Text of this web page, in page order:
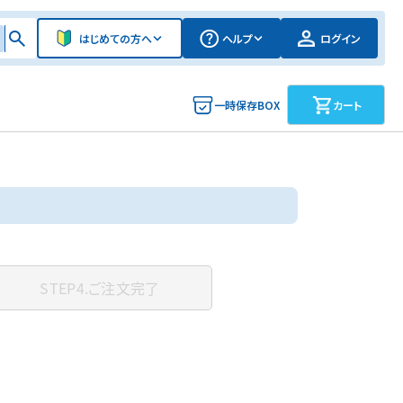
はじめての方へ ヘルプ ログイン
一時保存BOX カート
STEP4.ご注文完了